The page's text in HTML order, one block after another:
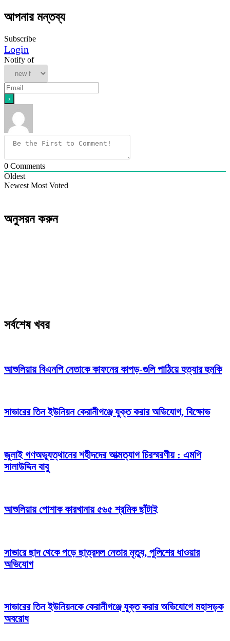
আপনার মন্তব্য
Subscribe
Login
Notify of
0 Comments
Oldest
Newest Most Voted
অনুসরন করুন
সর্বশেষ খবর
আশুলিয়ায় বিএনপি নেতাকে কাফনের কাপড়-গুলি পাঠিয়ে হত্যার হুমকি
সাভারের তিন ইউনিয়ন কেরানীগঞ্জে যুক্ত করার অভিযোগ, বিক্ষোভ
জুলাই গণঅভ্যুত্থানের শহীদদের আত্মত্যাগ চিরস্মরণীয় : এমপি
সালাউদ্দিন বাবু
আশুলিয়ায় পোশাক কারখানায় ৫৬৫ শ্রমিক ছাঁটাই
সাভারে ছাদ থেকে পড়ে ছাত্রদল নেতার মৃত্যু, পুলিশের ধাওয়ার
অভিযোগ
সাভারের তিন ইউনিয়নকে কেরানীগঞ্জে যুক্ত করার অভিযোগে মহাসড়ক
অবরোধ